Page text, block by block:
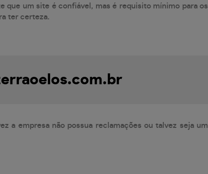
que um site é confiável, mas é requisito mínimo para os
ter certeza.
a empresa não possua reclamações ou talvez seja um